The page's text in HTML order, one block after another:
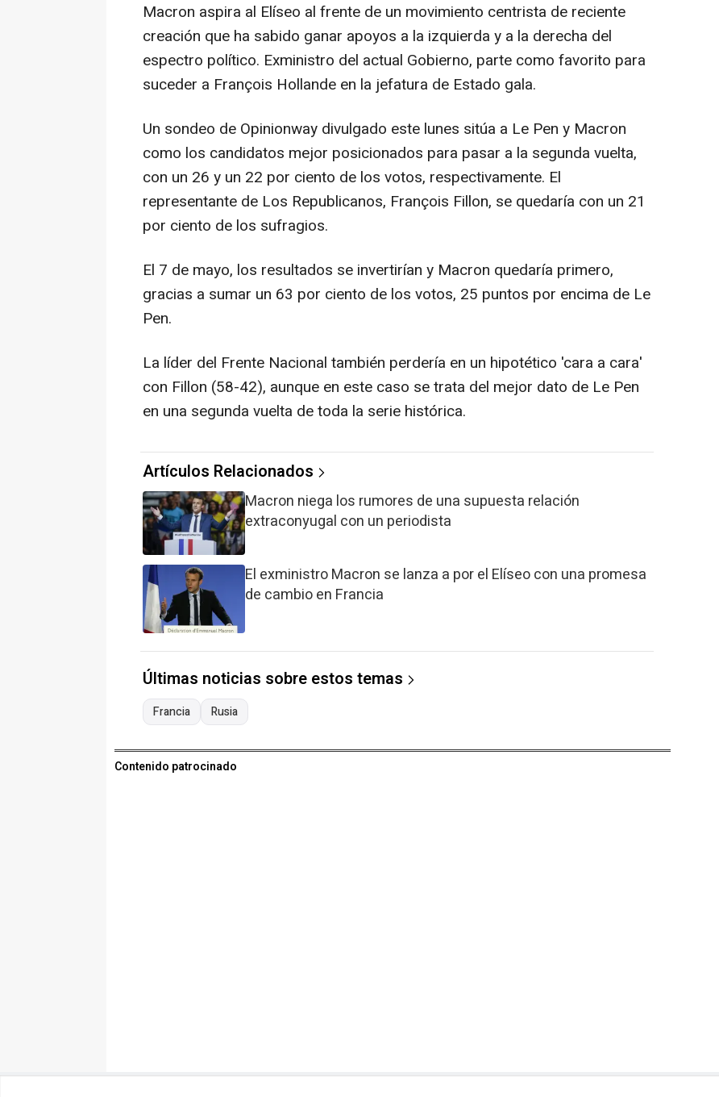
Macron aspira al Elíseo al frente de un movimiento centrista de reciente
creación que ha sabido ganar apoyos a la izquierda y a la derecha del
espectro político. Exministro del actual Gobierno, parte como favorito para
suceder a François Hollande en la jefatura de Estado gala.
Un sondeo de Opinionway divulgado este lunes sitúa a Le Pen y Macron
como los candidatos mejor posicionados para pasar a la segunda vuelta,
con un 26 y un 22 por ciento de los votos, respectivamente. El
representante de Los Republicanos, François Fillon, se quedaría con un 21
por ciento de los sufragios.
El 7 de mayo, los resultados se invertirían y Macron quedaría primero,
gracias a sumar un 63 por ciento de los votos, 25 puntos por encima de Le
Pen.
La líder del Frente Nacional también perdería en un hipotético 'cara a cara'
con Fillon (58-42), aunque en este caso se trata del mejor dato de Le Pen
en una segunda vuelta de toda la serie histórica.
Artículos Relacionados
Macron niega los rumores de una supuesta relación
extraconyugal con un periodista
El exministro Macron se lanza a por el Elíseo con una promesa
de cambio en Francia
Últimas noticias sobre estos temas
Francia Rusia
Contenido patrocinado